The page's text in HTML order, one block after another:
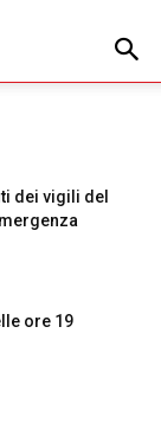
dei vigili del
ore 19